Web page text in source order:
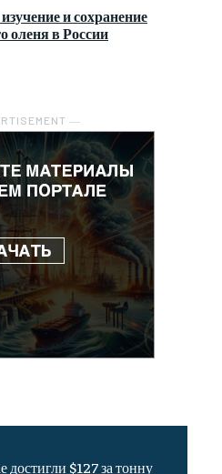
и сохранение
оленя в России
―
достигли $127 за тонну